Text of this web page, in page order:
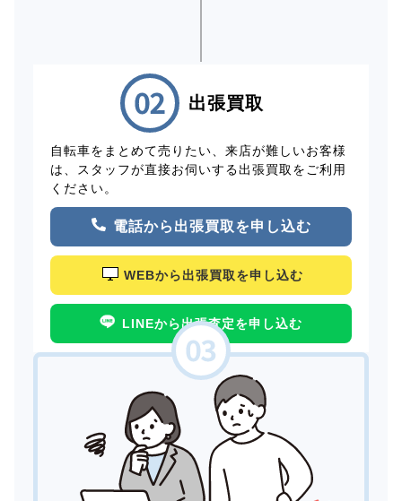
出張買取
自転車をまとめて売りたい、来店が難しいお客様
は、スタッフが直接お伺いする出張買取をご利用
ください。
電話から出張買取を申し込む
WEBから出張買取を申し込む
LINEから出張査定を申し込む